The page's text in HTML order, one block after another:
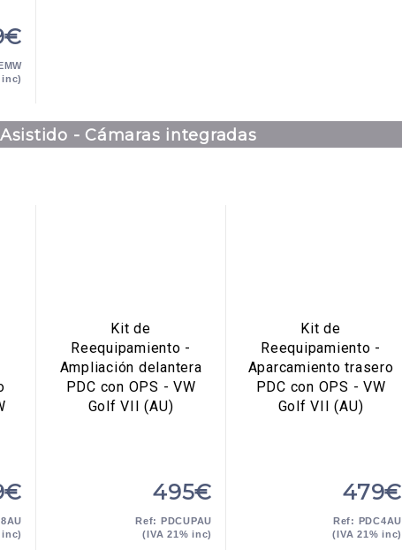
inc)
- Cámaras integradas
inc)
Kit de
Reequipamiento -
Ampliación delantera
PDC con OPS - VW
Golf VII (AU)
495€
Ref: PDCUPAU
(IVA 21% inc)
Kit de
Reequipamiento -
Aparcamiento trasero
PDC con OPS - VW
Golf VII (AU)
479€
Ref: PDC4AU
(IVA 21% inc)